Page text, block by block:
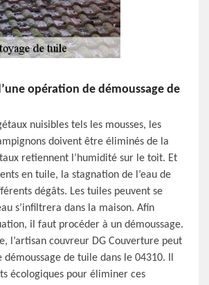
opération de démoussage de
nuisibles tels les mousses, les
doivent être éliminés de la
retiennent l’humidité sur le toit. Et
en tuile, la stagnation de l’eau de
dégâts. Les tuiles peuvent se
s’infiltrera dans la maison. Afin
il faut procéder à un démoussage.
l’artisan couvreur DG Couverture peut
de tuile dans le 04310. Il
écologiques pour éliminer ces